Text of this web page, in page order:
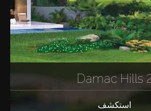
Damac Hills
استكشف